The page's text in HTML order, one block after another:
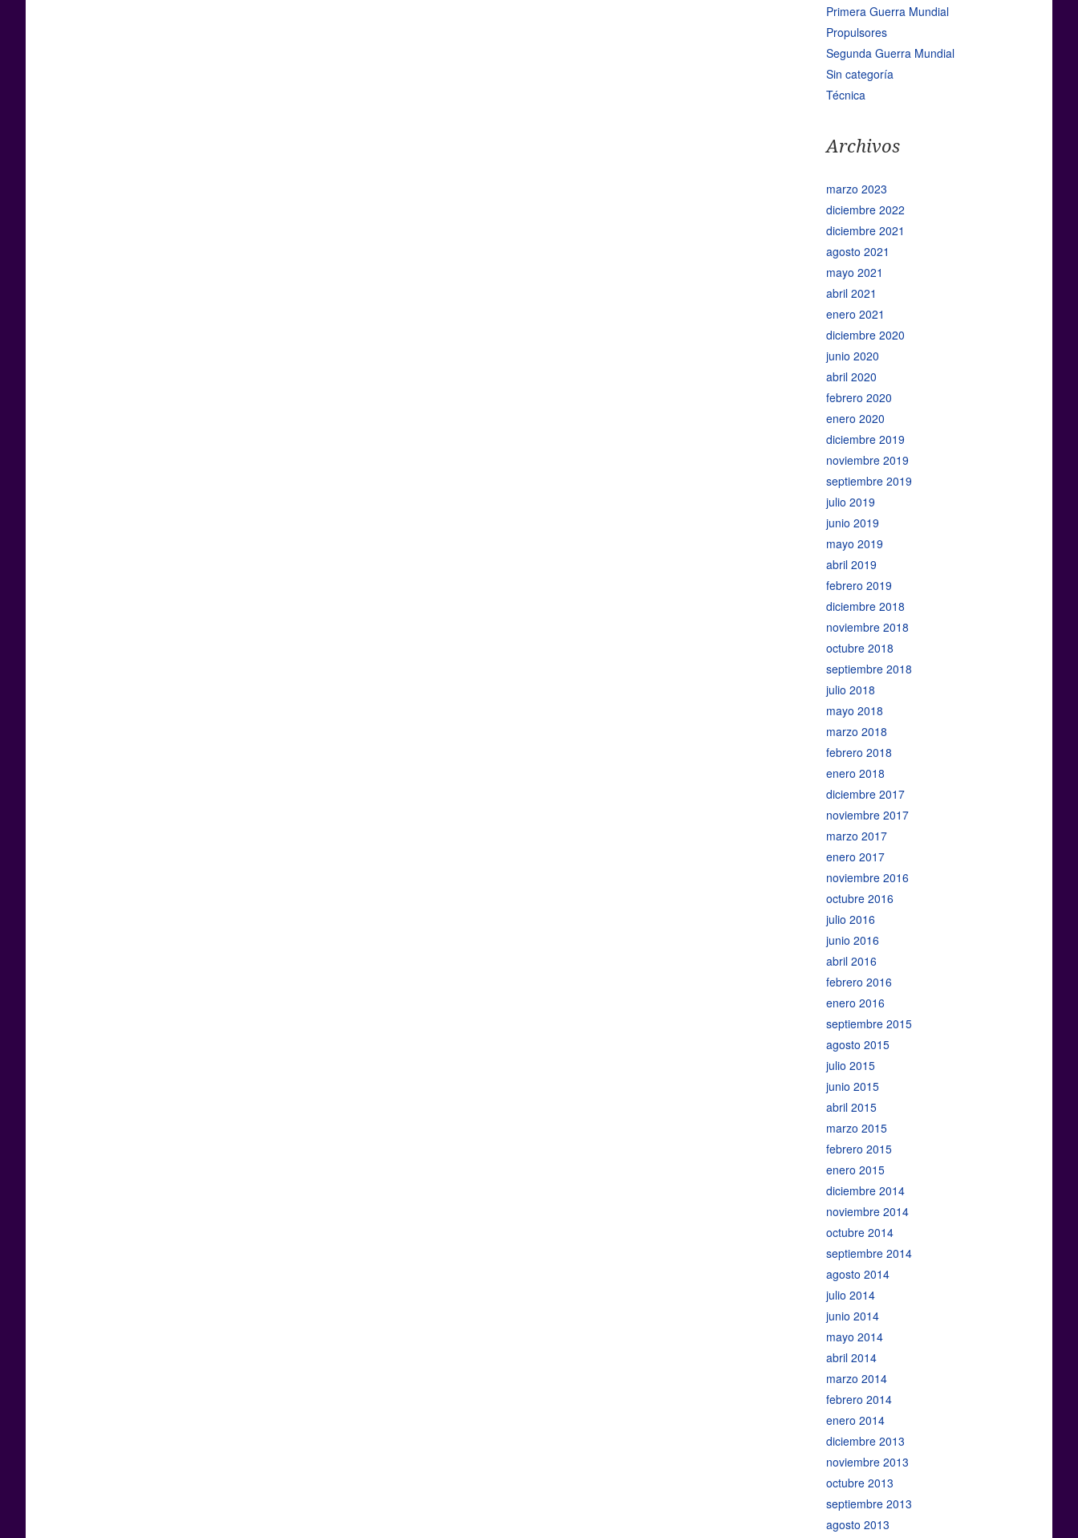
Primera Guerra Mundial
Propulsores
Segunda Guerra Mundial
Sin categoría
Técnica
Archivos
marzo 2023
diciembre 2022
diciembre 2021
agosto 2021
mayo 2021
abril 2021
enero 2021
diciembre 2020
junio 2020
abril 2020
febrero 2020
enero 2020
diciembre 2019
noviembre 2019
septiembre 2019
julio 2019
junio 2019
mayo 2019
abril 2019
febrero 2019
diciembre 2018
noviembre 2018
octubre 2018
septiembre 2018
julio 2018
mayo 2018
marzo 2018
febrero 2018
enero 2018
diciembre 2017
noviembre 2017
marzo 2017
enero 2017
noviembre 2016
octubre 2016
julio 2016
junio 2016
abril 2016
febrero 2016
enero 2016
septiembre 2015
agosto 2015
julio 2015
junio 2015
abril 2015
marzo 2015
febrero 2015
enero 2015
diciembre 2014
noviembre 2014
octubre 2014
septiembre 2014
agosto 2014
julio 2014
junio 2014
mayo 2014
abril 2014
marzo 2014
febrero 2014
enero 2014
diciembre 2013
noviembre 2013
octubre 2013
septiembre 2013
agosto 2013